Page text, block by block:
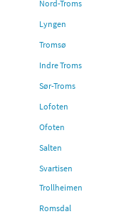
Nord-Troms
Lyngen
Tromsø
Indre Troms
Sør-Troms
Lofoten
Ofoten
Salten
Svartisen
Trollheimen
Romsdal